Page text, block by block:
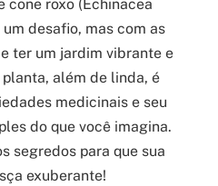
cone roxo (Echinacea
desafio, mas com as
ter um jardim vibrante e
além de linda, é
medicinais e seu
do que você imagina.
segredos para que sua
exuberante!